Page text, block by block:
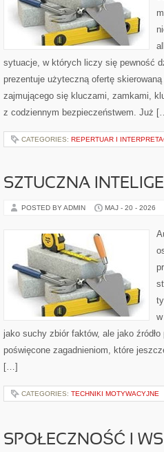
sytuacje, w których liczy się pewność
prezentuje użyteczną ofertę
zajmującego się kluczami, zamkami,
z codziennym bezpieczeństwem. Już
CATEGORIES: REPERTUAR I
SZTUCZNA
POSTED BY ADMIN MAJ - 20 - 2026
jako suchy zbiór faktów, ale jako
poświęcone zagadnieniom, które
[…]
CATEGORIES: TECHNIKI MOTYWACYJNE
SPOŁECZNOŚĆ I